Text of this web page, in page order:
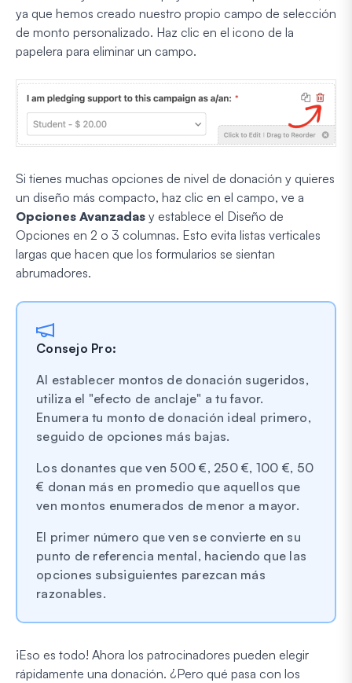
ya que hemos creado nuestro propio campo de selección
de monto personalizado. Haz clic en el icono de la
papelera para eliminar un campo.
Si tienes muchas opciones de nivel de donación y quieres
un diseño más compacto, haz clic en el campo, ve a
Opciones Avanzadas y establece el Diseño de
Opciones en 2 o 3 columnas. Esto evita listas verticales
largas que hacen que los formularios se sientan
abrumadores.
Consejo Pro:
Al establecer montos de donación sugeridos,
utiliza el "efecto de anclaje" a tu favor.
Enumera tu monto de donación ideal primero,
seguido de opciones más bajas.
Los donantes que ven 500 €, 250 €, 100 €, 50
€ donan más en promedio que aquellos que
ven montos enumerados de menor a mayor.
El primer número que ven se convierte en su
punto de referencia mental, haciendo que las
opciones subsiguientes parezcan más
razonables.
¡Eso es todo! Ahora los patrocinadores pueden elegir
rápidamente una donación. ¿Pero qué pasa con los